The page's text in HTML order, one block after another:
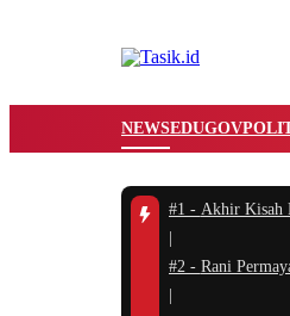
NEWSEDUGOV
#1 - Akhir Kisah
#2 - Rani